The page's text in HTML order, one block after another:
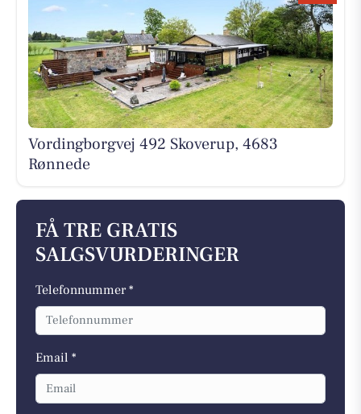
Vordingborgvej 492 Skoverup, 4683
Rønnede
FÅ TRE GRATIS
SALGSVURDERINGER
Telefonnummer *
Email *